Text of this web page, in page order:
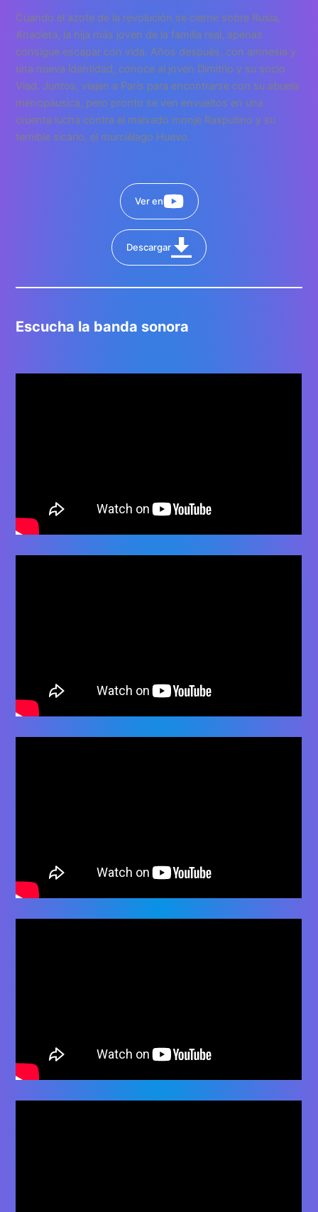
Cuando el azote de la revolución se cierne sobre Rusia,
Anacleta, la hija más joven de la familia real, apenas
consigue escapar con vida. Años después, con amnesia y
una nueva identidad, conoce al joven Dimitrio y su socio
Vlad. Juntos, viajan a París para encontrarse con su abuela
menopáusica, pero pronto se ven envueltos en una
cruenta lucha contra el malvado monje Rasputino y su
temible sicario, el murciélago Huevo.
Ver en
Descargar
Escucha la banda sonora